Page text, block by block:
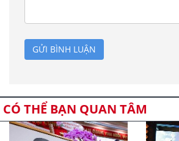
GỬI BÌNH LUẬN
CÓ THỂ BẠN QUAN TÂM